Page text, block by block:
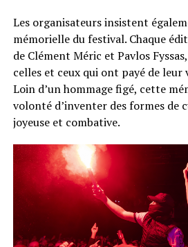
Les organisateurs insistent
mémorielle du festival. Chaque
de Clément Méric et Pavlos
celles et ceux qui ont payé de leur
Loin d’un hommage figé, cette
volonté d’inventer des formes de
joyeuse et combative.